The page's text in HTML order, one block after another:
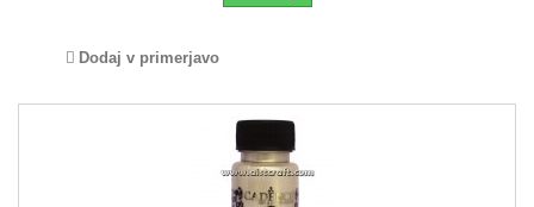
Dodaj v primerjavo